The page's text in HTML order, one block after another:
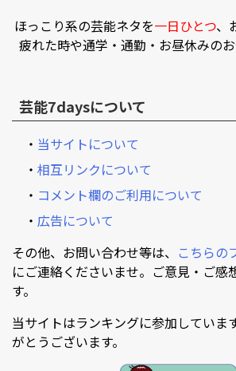
ほっこり系の芸能ネタを一日ひとつ、
疲れた時や通学・通勤・お昼休みのお
芸能7daysについて
・ 当サイトについて
・ 相互リンクについて
・ コメント欄のご利用について
・ 広告について
その他、お問い合わせ等は、 こちらの
にご連絡くださいませ。ご意見・ご感
す。
当サイトはランキングに参加していま
がとうございます。